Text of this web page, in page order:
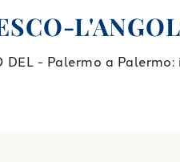
DEL - Palermo a